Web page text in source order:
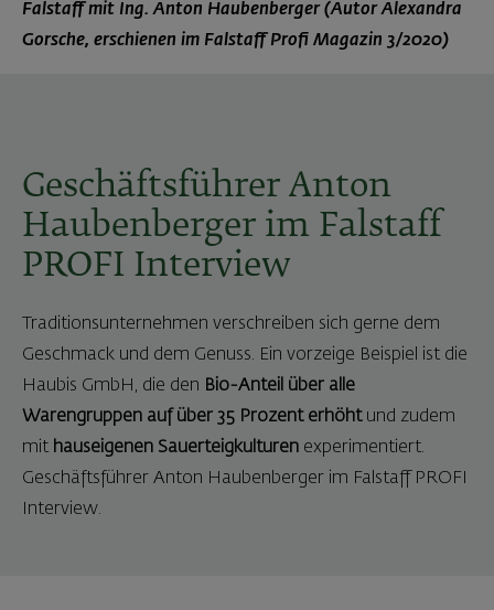
Falstaff mit Ing. Anton Haubenberger (Autor Alexandra
Gorsche, erschienen im Falstaff Profi Magazin 3/2020)
Geschäftsführer Anton
Haubenberger im Falstaff
PROFI Interview
Traditionsunternehmen verschreiben sich gerne dem
Geschmack und dem Genuss. Ein vorzeige Beispiel ist die
Haubis GmbH, die den Bio-Anteil über alle
Warengruppen auf über 35 Prozent erhöhtund zudem
mit hauseigenen Sauerteigkulturen experimentiert.
Geschäftsführer Anton Haubenberger im Falstaff PROFI
Interview.